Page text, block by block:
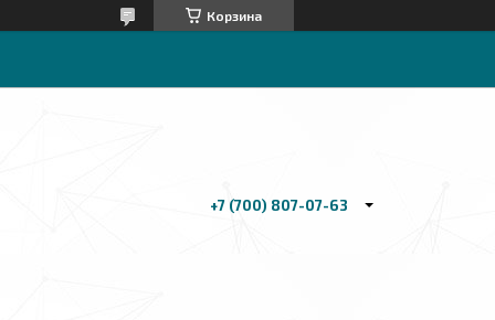
Корзина
+7 (700) 807-07-63